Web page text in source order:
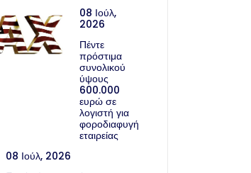
08 Ιούλ,
2026
Πέντε
πρόστιμα
συνολικού
ύψους
600.000
ευρώ σε
λογιστή για
φοροδιαφυγή
εταιρείας
08 Ιούλ, 2026